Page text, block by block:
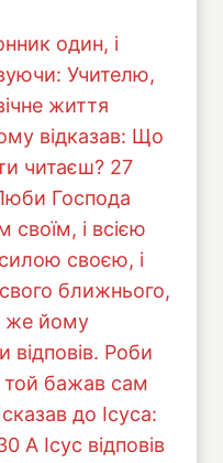
один, і
Учителю,
життя
відказав: Що
читаєш? 27
Господа
своїм, і всією
своєю, і
ближнього,
же йому
відповів. Роби
бажав сам
до Ісуса:
А Ісус відповів